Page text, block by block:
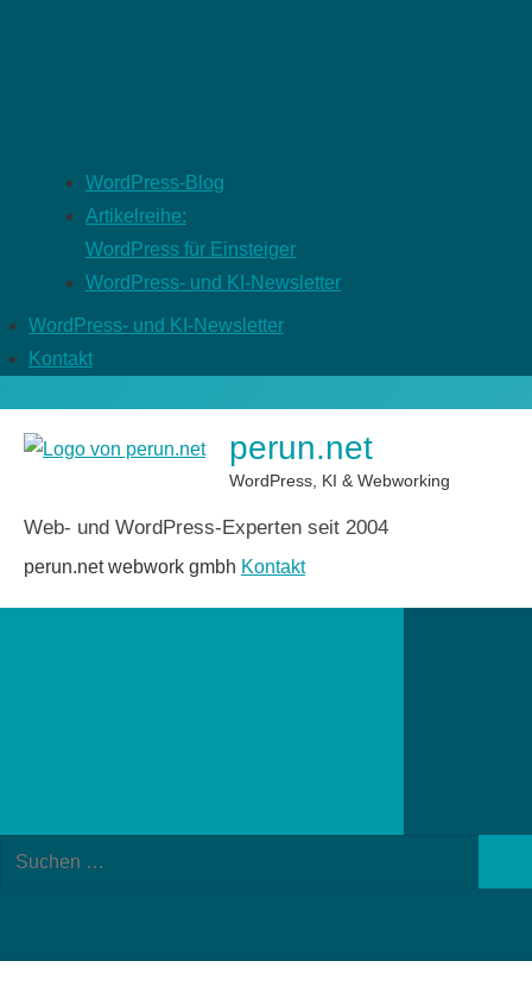
WordPress-Blog
Artikelreihe:
WordPress für Einsteiger
WordPress- und KI-Newsletter
WordPress- und KI-Newsletter
Kontakt
perun.net
WordPress, KI & Webworking
Web- und WordPress-Experten seit 2004
perun.net webwork gmbh Kontakt
Suchen